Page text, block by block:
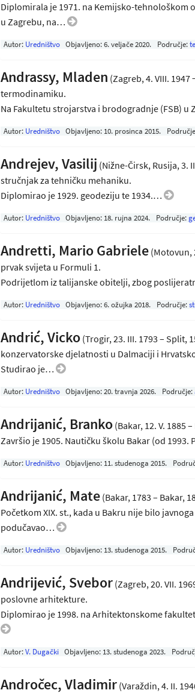
Diplomirala je 1971. na Kemijsko-tehnološkom
u Zagrebu, na…
Autor: Uredništvo Objavljeno:6. veljače 2020. Područje:
Andrassy, Mladen (Zagreb, 4. VIII.
termodinamiku.
Na Fakultetu strojarstva i brodogradnje (FSB)
Autor: Uredništvo Objavljeno: 10. prosinca 2015.
Andrejev, Vasilij (Nižne-Čirsk, Rusija, 3.
stručnjak za tehničku mehaniku.
Diplomirao je 1929. geodeziju te 1934.…
Autor: Uredništvo Objavljeno: 18. rujna 2024. Područje:
Andretti, Mario Gabriele (Motovun,
prvak svijeta u Formuli 1.
Podrijetlom iz talijanske obitelji, zbog
Autor: Uredništvo Objavljeno:6. ožujka 2018. Područje:
Andrić, Vicko (Trogir, 23. III. 1793 – Split,
konzervatorske djelatnosti u Dalmaciji i
Studirao je…
Autor: Uredništvo Objavljeno:20. travnja 2026. Područje:
Andrijanić, Branko (Bakar, 12. V. 1885
Završio je 1905. Nautičku školu Bakar (od
Autor: Uredništvo Objavljeno: 11. studenoga 2015.
Andrijanić, Mate (Bakar, 1783 – Bakar,
Početkom XIX. st., kada u Bakru nije bilo
podučavao…
Autor: Uredništvo Objavljeno: 13. studenoga 2015.
Andrijević, Svebor (Zagreb, 20. VII.
poslovne arhitekture.
Diplomirao je 1998. na Arhitektonskome
Autor: V. Dugački Objavljeno: 13. studenoga 2023.
Andročec, Vladimir (Varaždin, 4. II.